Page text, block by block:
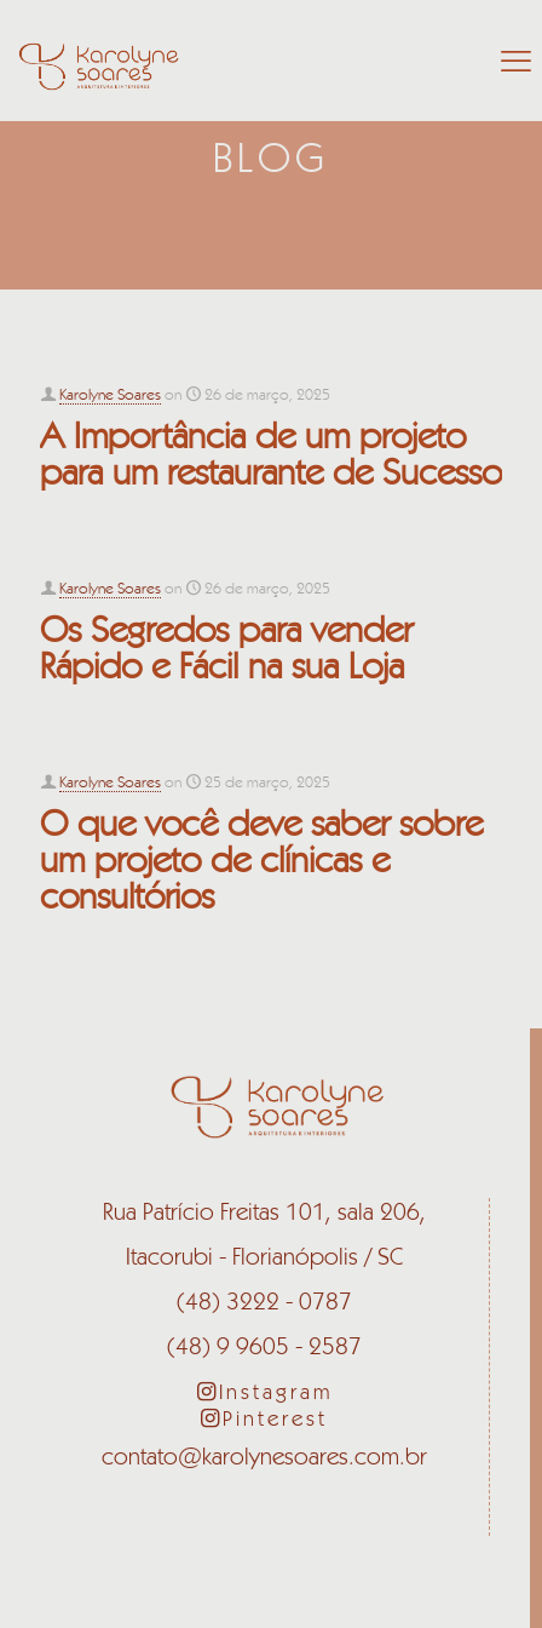
BLOG
Karolyne Soareson 26 de março, 2025
A Importância de um projeto
para um restaurante de Sucesso
Karolyne Soareson 26 de março, 2025
Os Segredos para vender
Rápido e Fácil na sua Loja
Karolyne Soareson 25 de março, 2025
O que você deve saber sobre
um projeto de clínicas e
consultórios
Rua Patrício Freitas 101, sala 206,
Itacorubi - Florianópolis / SC
(48) 3222 - 0787
(48) 9 9605 - 2587
Instagram
Pinterest
contato@karolynesoares.com.br